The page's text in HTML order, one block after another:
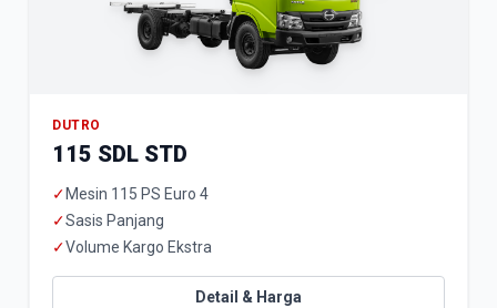
DUTRO
115 SDL STD
✓ Mesin 115 PS Euro 4
✓Sasis Panjang
✓Volume Kargo Ekstra
Detail & Harga